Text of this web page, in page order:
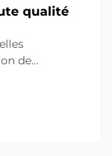
qualité
de
les plus